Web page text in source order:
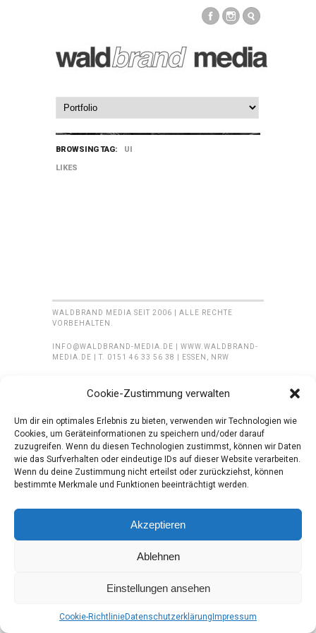
Cookie-Zustimmung verwalten
Um dir ein optimales Erlebnis zu bieten, verwenden wir Technologien wie
Cookies, um Geräteinformationen zu speichern und/oder darauf
zuzugreifen. Wenn du diesen Technologien zustimmst, können wir Daten
wie das Surfverhalten oder eindeutige IDs auf dieser Website verarbeiten.
Wenn du deine Zustimmung nicht erteilst oder zurückziehst, können
bestimmte Merkmale und Funktionen beeinträchtigt werden.
Akzeptieren
Ablehnen
Einstellungen ansehen
Cookie-RichtlinieDatenschutzerklärung Impressum
BROWSING TAG:
UI
LIKES
WALDBRAND MEDIA SEIT 2006 | ALLE RECHTE
VORBEHALTEN.
INFO@WALDBRAND-MEDIA.DE | WWW.WALDBRAND-
MEDIA.DE | T. 0151 46 33 56 38 | ESSEN, NRW